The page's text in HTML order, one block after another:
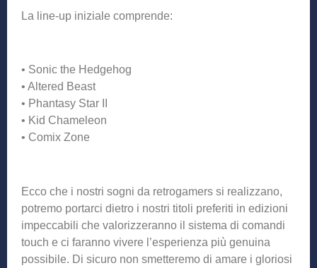
La line-up iniziale comprende:
• Sonic the Hedgehog
• Altered Beast
• Phantasy Star II
• Kid Chameleon
• Comix Zone
Ecco che i nostri sogni da retrogamers si realizzano,
potremo portarci dietro i nostri titoli preferiti in edizioni
impeccabili che valorizzeranno il sistema di comandi
touch e ci faranno vivere l’esperienza più genuina
possibile. Di sicuro non smetteremo di amare i gloriosi